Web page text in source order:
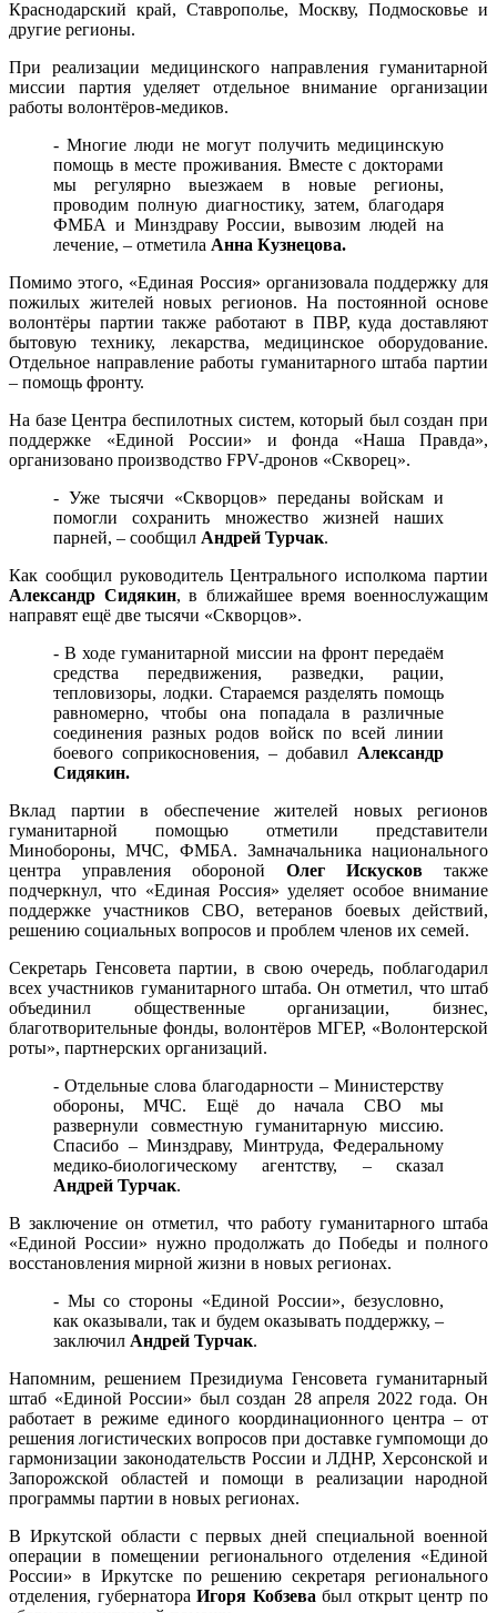
Краснодарский край, Ставрополье, Москву, Подмосковье и
другие регионы.
При реализации медицинского направления гуманитарной
миссии партия уделяет отдельное внимание организации
работы волонтёров-медиков.
- Многие люди не могут получить медицинскую
помощь в месте проживания. Вместе с докторами
мы регулярно выезжаем в новые регионы,
проводим полную диагностику, затем, благодаря
ФМБА и Минздраву России, вывозим людей на
лечение, – отметила Анна Кузнецова.
Помимо этого, «Единая Россия» организовала поддержку для
пожилых жителей новых регионов. На постоянной основе
волонтёры партии также работают в ПВР, куда доставляют
бытовую технику, лекарства, медицинское оборудование.
Отдельное направление работы гуманитарного штаба партии
– помощь фронту.
На базе Центра беспилотных систем, который был создан при
поддержке «Единой России» и фонда «Наша Правда»,
организовано производство FPV-дронов «Скворец».
- Уже тысячи «Скворцов» переданы войскам и
помогли сохранить множество жизней наших
парней, – сообщил Андрей Турчак.
Как сообщил руководитель Центрального исполкома партии
Александр Сидякин, в ближайшее время военнослужащим
направят ещё две тысячи «Скворцов».
- В ходе гуманитарной миссии на фронт передаём
средства передвижения, разведки, рации,
тепловизоры, лодки. Стараемся разделять помощь
равномерно, чтобы она попадала в различные
соединения разных родов войск по всей линии
боевого соприкосновения, – добавил Александр
Сидякин.
Вклад партии в обеспечение жителей новых регионов
гуманитарной помощью отметили представители
Минобороны, МЧС, ФМБА. Замначальника национального
центра управления обороной Олег Искусков также
подчеркнул, что «Единая Россия» уделяет особое внимание
поддержке участников СВО, ветеранов боевых действий,
решению социальных вопросов и проблем членов их семей.
Секретарь Генсовета партии, в свою очередь, поблагодарил
всех участников гуманитарного штаба. Он отметил, что штаб
объединил общественные организации, бизнес,
благотворительные фонды, волонтёров МГЕР, «Волонтерской
роты», партнерских организаций.
- Отдельные слова благодарности – Министерству
обороны, МЧС. Ещё до начала СВО мы
развернули совместную гуманитарную миссию.
Спасибо – Минздраву, Минтруда, Федеральному
медико-биологическому агентству, – сказал
Андрей Турчак.
В заключение он отметил, что работу гуманитарного штаба
«Единой России» нужно продолжать до Победы и полного
восстановления мирной жизни в новых регионах.
- Мы со стороны «Единой России», безусловно,
как оказывали, так и будем оказывать поддержку, –
заключил Андрей Турчак.
Напомним, решением Президиума Генсовета гуманитарный
штаб «Единой России» был создан 28 апреля 2022 года. Он
работает в режиме единого координационного центра – от
решения логистических вопросов при доставке гумпомощи до
гармонизации законодательств России и ЛДНР, Херсонской и
Запорожской областей и помощи в реализации народной
программы партии в новых регионах.
В Иркутской области с первых дней специальной военной
операции в помещении регионального отделения «Единой
России» в Иркутске по решению секретаря регионального
отделения, губернатораИгоря Кобзевабыл открыт центр по